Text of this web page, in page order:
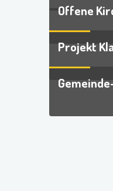
Offene
Projekt